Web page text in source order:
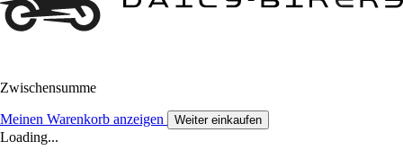
Zwischensumme
Meinen Warenkorb anzeigen Weiter einkaufen
Loading...